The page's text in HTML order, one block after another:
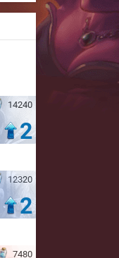
14240
2
12320
2
7480